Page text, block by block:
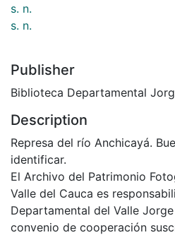
s. n.
s. n.
Publisher
Biblioteca Departamental
Description
Represa del río Anchicayá.
identificar.
El Archivo del Patrimonio
Valle del Cauca es
Departamental del Valle
convenio de cooperación